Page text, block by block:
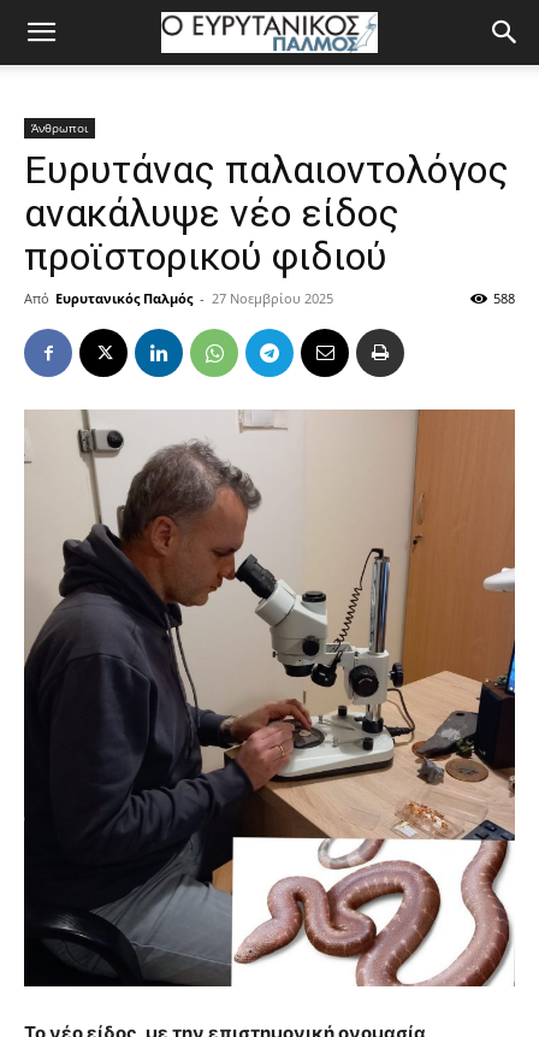
Άνθρωποι
Ευρυτάνας παλαιοντολόγος
ανακάλυψε νέο είδος
προϊστορικού φιδιού
Από Ευρυτανικός Παλμός - 27 Νοεμβρίου 2025 588